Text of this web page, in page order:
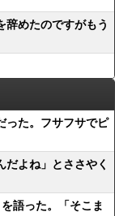
辞めたのですがもう
った。フサフサでピ
よね」とささやく
語った。「そこま